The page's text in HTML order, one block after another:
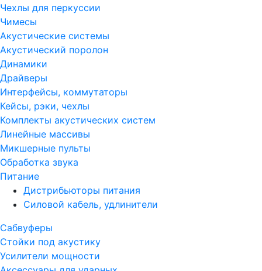
Чехлы для перкуссии
Чимесы
Акустические системы
Акустический поролон
Динамики
Драйверы
Интерфейсы, коммутаторы
Кейсы, рэки, чехлы
Комплекты акустических систем
Линейные массивы
Микшерные пульты
Обработка звука
Питание
Дистрибьюторы питания
Силовой кабель, удлинители
Сабвуферы
Стойки под акустику
Усилители мощности